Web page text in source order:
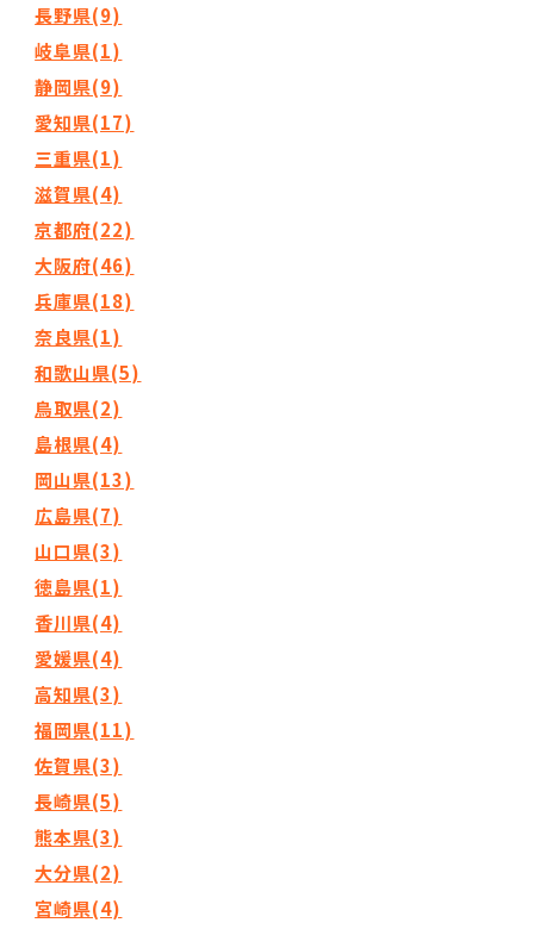
長野県(9)
岐阜県(1)
静岡県(9)
愛知県(17)
三重県(1)
滋賀県(4)
京都府(22)
大阪府(46)
兵庫県(18)
奈良県(1)
和歌山県(5)
鳥取県(2)
島根県(4)
岡山県(13)
広島県(7)
山口県(3)
徳島県(1)
香川県(4)
愛媛県(4)
高知県(3)
福岡県(11)
佐賀県(3)
長崎県(5)
熊本県(3)
大分県(2)
宮崎県(4)